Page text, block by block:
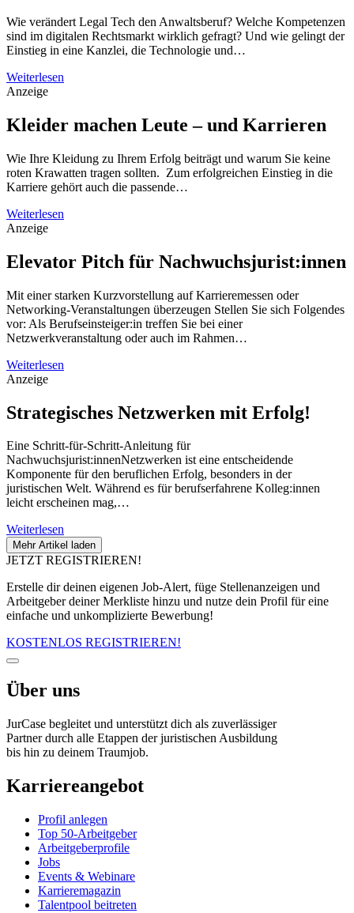
Wie verändert Legal Tech den Anwaltsberuf? Welche Kompetenzen
sind im digitalen Rechtsmarkt wirklich gefragt? Und wie gelingt der
Einstieg in eine Kanzlei, die Technologie und…
Weiterlesen
Anzeige
Kleider machen Leute – und Karrieren
Wie Ihre Kleidung zu Ihrem Erfolg beiträgt und warum Sie keine
roten Krawatten tragen sollten. Zum erfolgreichen Einstieg in die
Karriere gehört auch die passende…
Weiterlesen
Anzeige
Elevator Pitch für Nachwuchsjurist:innen
Mit einer starken Kurzvorstellung auf Karrieremessen oder
Networking-Veranstaltungen überzeugen Stellen Sie sich Folgendes
vor: Als Berufseinsteiger:in treffen Sie bei einer
Netzwerkveranstaltung oder auch im Rahmen…
Weiterlesen
Anzeige
Strategisches Netzwerken mit Erfolg!
Eine Schritt-für-Schritt-Anleitung für
Nachwuchsjurist:innenNetzwerken ist eine entscheidende
Komponente für den beruflichen Erfolg, besonders in der
juristischen Welt. Während es für berufserfahrene Kolleg:innen
leicht erscheinen mag,…
Weiterlesen
Mehr Artikel laden
JETZT REGISTRIEREN!
Erstelle dir deinen eigenen Job-Alert, füge Stellenanzeigen und
Arbeitgeber deiner Merkliste hinzu und nutze dein Profil für eine
einfache und unkomplizierte Bewerbung!
KOSTENLOS REGISTRIEREN!
Über uns
JurCase begleitet und unterstützt dich als zuverlässiger
Partner durch alle Etappen der juristischen Ausbildung
bis hin zu deinem Traumjob.
Karriereangebot
Profil anlegen
Top 50-Arbeitgeber
Arbeitgeberprofile
Jobs
Events & Webinare
Karrieremagazin
Talentpool beitreten